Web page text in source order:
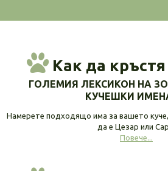
Как да кръстя
ГОЛЕМИЯ ЛЕКСИКОН НА
КУЧЕШКИ
Намерете подходящо има за вашето
да е Цезар или
Повече...